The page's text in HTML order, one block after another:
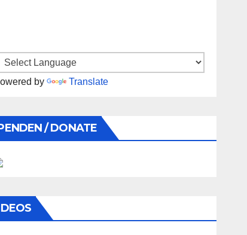
by Translate
/ DONATE